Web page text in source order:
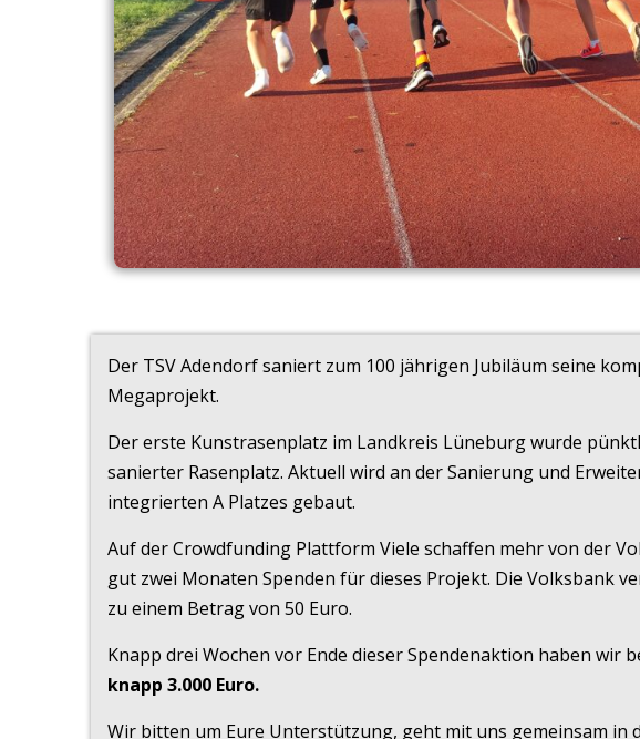
Der TSV Adendorf saniert zum 100 jährigen Jubiläum seine
Megaprojekt.
Der erste Kunstrasenplatz im Landkreis Lüneburg wurde
sanierter Rasenplatz. Aktuell wird an der Sanierung und
integrierten A Platzes gebaut.
Auf der Crowdfunding Plattform Viele schaffen mehr von der
gut zwei Monaten Spenden für dieses Projekt. Die Volksbank
zu einem Betrag von 50 Euro.
Knapp drei Wochen vor Ende dieser Spendenaktion haben wir
knapp 3.000 Euro.
Wir bitten um Eure Unterstützung, geht mit uns gemeinsam in